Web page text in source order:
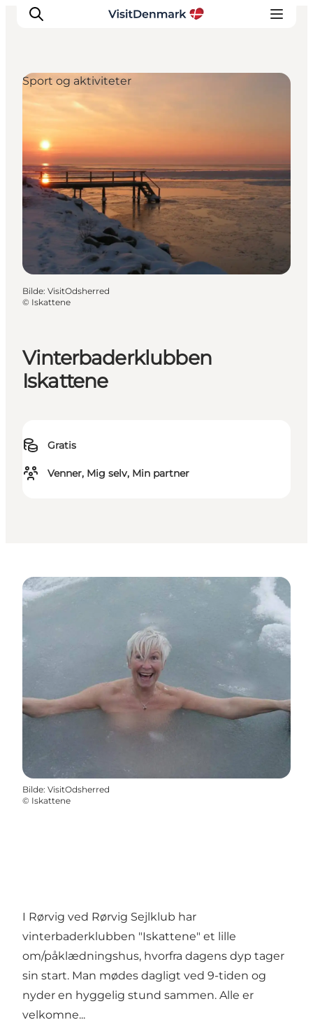
Reisemål
Aktiviteter
Overnatting
Planlegg reisen
Vinterbaderklubben
Iskattene
Gratis
Venner, Mig selv, Min partner
Sport og aktiviteter
Bilde: VisitOdsherred
© Iskattene
Bilde: VisitOdsherred
© Iskattene
I Rørvig ved Rørvig Sejlklub har
vinterbaderklubben "Iskattene" et lille
om/påklædningshus, hvorfra dagens dyp tager
sin start. Man mødes dagligt ved 9-tiden og
nyder en hyggelig stund sammen. Alle er
velkomne...